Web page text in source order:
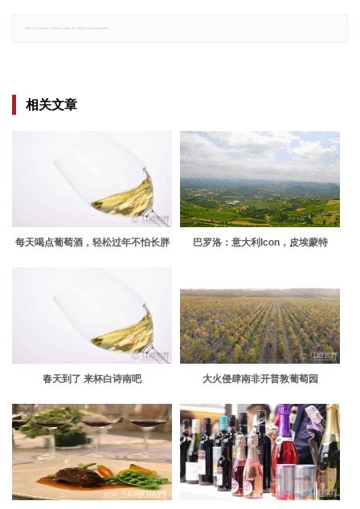
相关文章
每天喝点葡萄酒，轻松过年不怕长胖
巴罗洛：意大利Icon，皮埃蒙特
春天到了 来杯白诗南吧 大火侵肆南非开普敦葡萄园